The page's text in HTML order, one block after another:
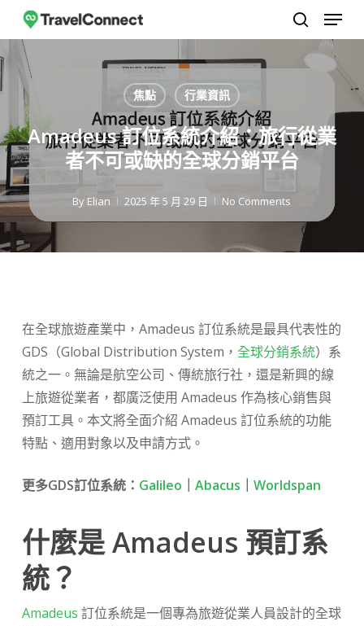
主
要
容
搜尋
選單
焦點 行業資訊
Amadeus 訂位系統介紹：旅行從業
者不可或缺的全球分銷平台
By Elian 2025 年 5 月 29 日 No Comments
在全球旅遊產業中，Amadeus 訂位系統是最具代表性的
GDS（Global Distribution System， 全球分銷系統）系
統之一。無論是航空公司、傳統旅行社，還是新興的線
上旅遊從業者，都廣泛使用 Amadeus 作為核心銷售與
預訂工具。本文將全面介紹 Amadeus 訂位系統的功能
特點、適用對象以及申請方式。
更多GDS訂位系統： Galileo Abacus Worldspan
什麼是 Amadeus 預訂系
統？
Amadeus 訂位系統是一個專為旅遊從業人員設計的全球
關
閉